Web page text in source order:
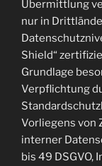
Übermittlung
nur in
Shield“
Grundlage
Verpflichtung
Vorliegens von
interner
bis 49 DSGVO,